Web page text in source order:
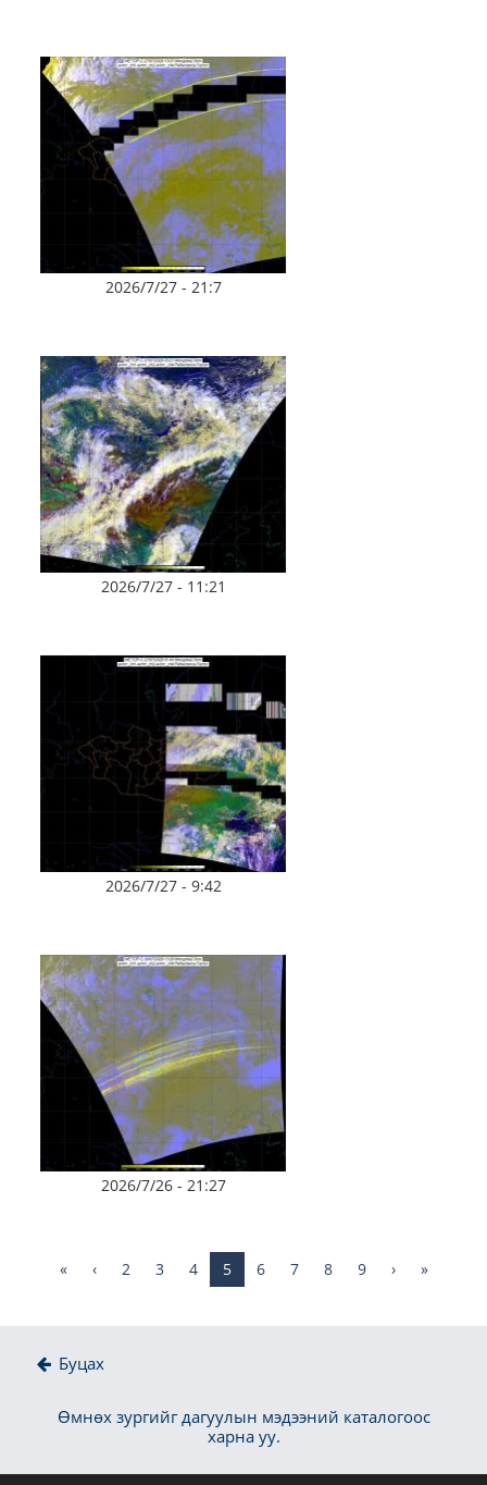
2026/7/27 - 21:7
2026/7/27 - 11:21
2026/7/27 - 9:42
2026/7/26 - 21:27
« ‹ 2 3 4 5 6 7 8 9 › »
Буцах
Өмнөх зургийг дагуулын мэдээний каталогоос
харна уу.